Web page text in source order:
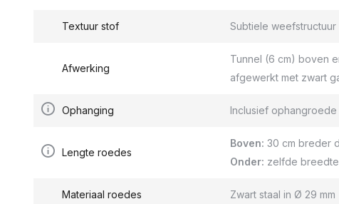
Textuur stof Subtiele weefstructuur
Afwerking
Tunnel (6 cm) boven
afgewerkt met zwart
Ophanging Inclusief
Lengte roedes
Boven: 30 cm breder
Onder: zelfde
Materiaal roedes Zwart staal in Ø 29 mm